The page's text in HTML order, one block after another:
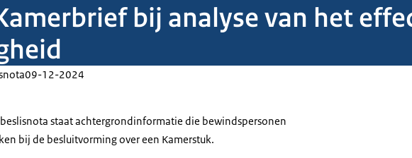
bij analyse van het
09-12-2024
staat achtergrondinformatie die bewindspersonen
bij de besluitvorming over een Kamerstuk.